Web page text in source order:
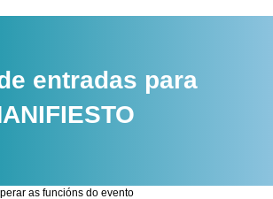
aquí
entradas para
as funcións do evento